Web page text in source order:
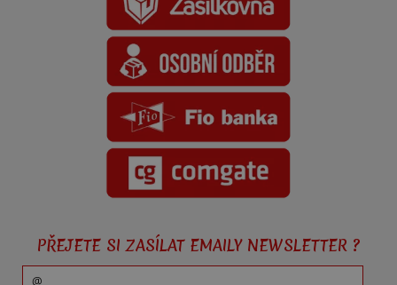
PŘEJETE SI ZASÍLAT EMAILY NEWSLETTER ?